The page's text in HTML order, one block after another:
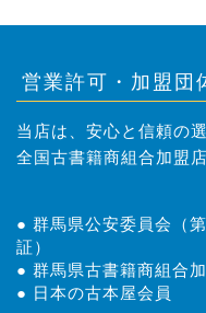
営業許可・加盟団
当店は、安心と信頼の
全国古書籍商組合加盟店
● 群馬県公安委員会（
証）
● 群馬県古書籍商組合
● 日本の古本屋会員